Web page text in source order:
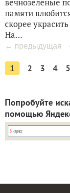
памяти
скорее
На...
← предыдущая
1 2 3 4 5
Попробуйте
помощью